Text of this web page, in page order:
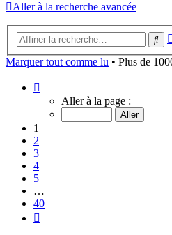
Aller à la recherche avancée
Marquer tout comme lu • Plus de
sur
Aller à la page :
1
2
3
4
5
…
40